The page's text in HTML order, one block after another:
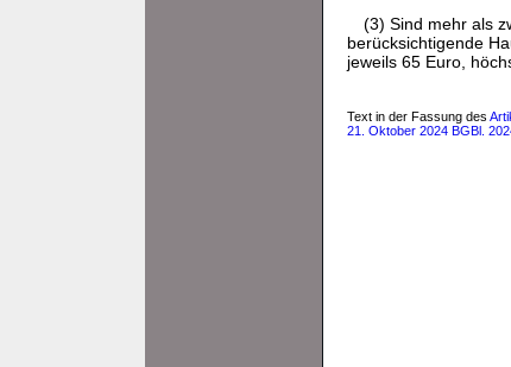
(3) Sind mehr als
berücksichtigende
jeweils 65 Euro,
Text in der Fassung des
21. Oktober 2024 BGBl.